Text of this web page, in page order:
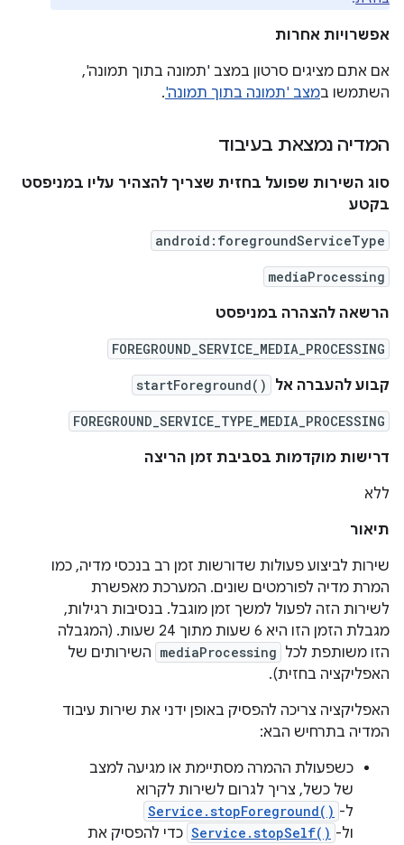
אפשרויות אחרות
אם אתם מציגים סרטון במצב 'תמונה בתוך תמונה',
השתמשו במצב 'תמונה בתוך תמונה'.
המדיה נמצאת בעיבוד
סוג השירות שפועל בחזית שצריך להצהיר עליו במניפסט
בקטע
android:foregroundServiceType
mediaProcessing
הרשאה להצהרה במניפסט
FOREGROUND_SERVICE_MEDIA_PROCESSING
קבוע להעברה אל startForeground()
FOREGROUND_SERVICE_TYPE_MEDIA_PROCESSING
דרישות מוקדמות בסביבת זמן הריצה
ללא
תיאור
שירות לביצוע פעולות שדורשות זמן רב בנכסי מדיה, כמו
המרת מדיה לפורמטים שונים. המערכת מאפשרת
לשירות הזה לפעול למשך זמן מוגבל. בנסיבות רגילות,
מגבלת הזמן הזו היא 6 שעות מתוך 24 שעות. (המגבלה
הזו משותפת לכל mediaProcessing השירותים של
האפליקציה בחזית).
האפליקציה צריכה להפסיק באופן ידני את שירות עיבוד
המדיה בתרחיש הבא:
כשפעולת ההמרה מסתיימת או מגיעה למצב
של כשל, צריך לגרום לשירות לקרוא
ל- Service.stopForeground()
ול- Service.stopSelf() כדי להפסיק את